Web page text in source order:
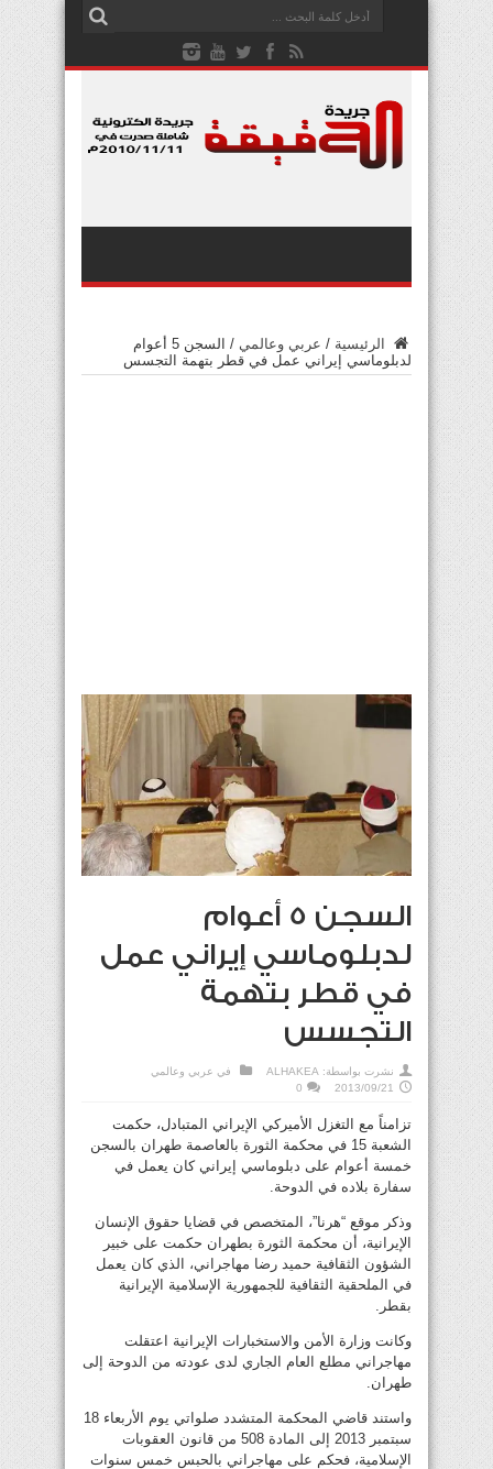
الرئيسية / عربي وعالمي /
السجن 5 أعوام
لدبلوماسي إيراني عمل في قطر بتهمة التجسس
السجن 5 أعوام
لدبلوماسي إيراني عمل
في قطر بتهمة
التجسس
نشرت بواسطة: ALHAKEA في عربي وعالمي
2013/09/21
0
تزامناً مع التغزل الأميركي الإيراني المتبادل، حكمت
الشعبة 15 في محكمة الثورة بالعاصمة طهران بالسجن
خمسة أعوام على دبلوماسي إيراني كان يعمل في
سفارة بلاده في الدوحة.
وذكر موقع “هرنا”، المتخصص في قضايا حقوق الإنسان
الإيرانية، أن محكمة الثورة بطهران حكمت على خبير
الشؤون الثقافية حميد رضا مهاجراني، الذي كان يعمل
في الملحقية الثقافية للجمهورية الإسلامية الإيرانية
بقطر.
وكانت وزارة الأمن والاستخبارات الإيرانية اعتقلت
مهاجراني مطلع العام الجاري لدى عودته من الدوحة إلى
طهران.
واستند قاضي المحكمة المتشدد صلواتي يوم الأربعاء 18
سبتمبر 2013 إلى المادة 508 من قانون العقوبات
الإسلامية، فحكم على مهاجراني بالحبس خمس سنوات